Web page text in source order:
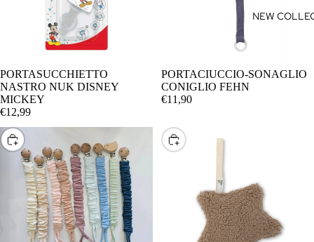
CINIGLIA
NEW
AGGIUNGI
PORTASUCCHIETTO
NASTRO NUK DISNEY
MICKEY
€12,99
PORTACIUCCIO-SONAGLIO
CONIGLIO FEHN
€11,90
SCEGLI SCEGLI